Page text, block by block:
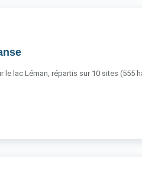
lac Léman, répartis sur 10 sites (555